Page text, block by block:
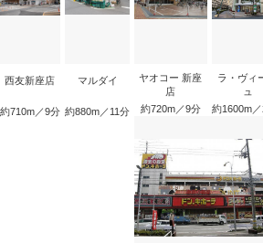
西友新座店
約710m／9分
マルダイ
約880m／11分
ヤオコー 新座
店
約720m／9分
ラ・ヴィ
ュ
約1600m